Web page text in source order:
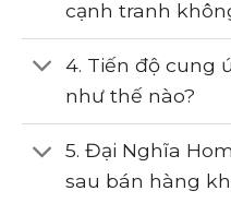
cạnh tranh
4. Tiến độ cung
như thế nào?
5. Đại Nghĩa
sau bán hàng